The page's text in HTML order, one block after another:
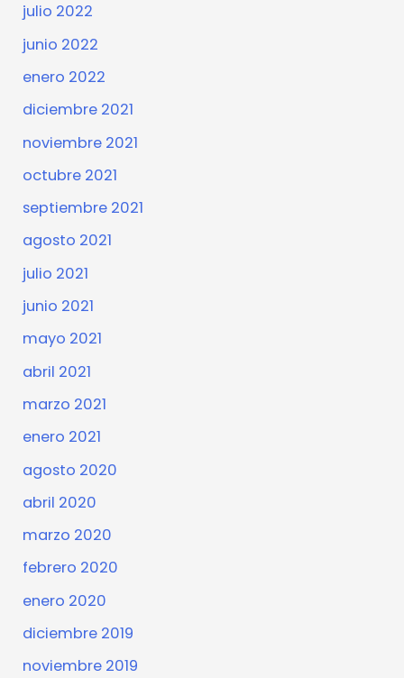
julio 2022
junio 2022
enero 2022
diciembre 2021
noviembre 2021
octubre 2021
septiembre 2021
agosto 2021
julio 2021
junio 2021
mayo 2021
abril 2021
marzo 2021
enero 2021
agosto 2020
abril 2020
marzo 2020
febrero 2020
enero 2020
diciembre 2019
noviembre 2019